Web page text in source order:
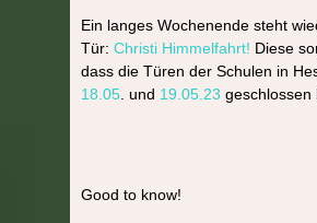
Ein langes Wochenende steht
Tür: Christi Himmelfahrt! Diese
dass die Türen der Schulen in
18.05 . und 19.05.23 geschlossen
Good to know!